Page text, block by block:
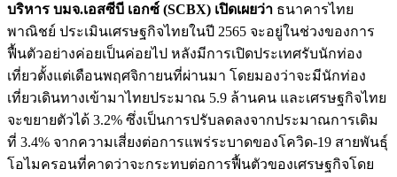
บริหาร บมจ.เอสซีบี เอกซ์ (SCBX) เปิดเผยว่า ธนาคารไทย
พาณิชย์ ประเมินเศรษฐกิจไทยในปี 2565 จะอยู่ในช่วงของการ
ฟื้นตัวอย่างค่อยเป็นค่อยไป หลังมีการเปิดประเทศรับนักท่อง
เที่ยวตั้งแต่เดือนพฤศจิกายนที่ผ่านมา โดยมองว่าจะมีนักท่อง
เที่ยวเดินทางเข้ามาไทยประมาณ 5.9 ล้านคน และเศรษฐกิจไทย
จะขยายตัวได้ 3.2% ซึ่งเป็นการปรับลดลงจากประมาณการเดิม
ที่ 3.4% จากความเสี่ยงต่อการแพร่ระบาดของโควิด-19 สายพันธุ์
โอไมครอนที่คาดว่าจะกระทบต่อการฟื้นตัวของเศรษฐกิจโดย